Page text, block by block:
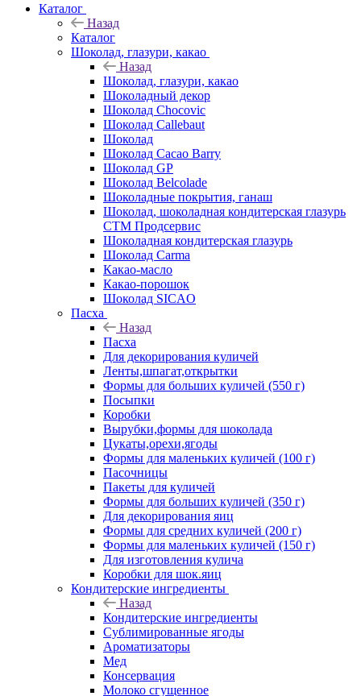
Каталог
Назад
Каталог
Шоколад, глазури, какао
Назад
Шоколад, глазури, какао
Шоколадный декор
Шоколад Chocovic
Шоколад Callebaut
Шоколад
Шоколад Cacao Barry
Шоколад GP
Шоколад Belcolade
Шоколадные покрытия, ганаш
Шоколад, шоколадная кондитерская глазурь
СТМ Продсервис
Шоколадная кондитерская глазурь
Шоколад Carma
Какао-масло
Какао-порошок
Шоколад SICAO
Пасха
Назад
Пасха
Для декорирования куличей
Ленты,шпагат,открытки
Формы для больших куличей (550 г)
Посыпки
Коробки
Вырубки,формы для шоколада
Цукаты,орехи,ягоды
Формы для маленьких куличей (100 г)
Пасочницы
Пакеты для куличей
Формы для больших куличей (350 г)
Для декорирования яиц
Формы для средних куличей (200 г)
Формы для маленьких куличей (150 г)
Для изготовления кулича
Коробки для шок.яиц
Кондитерские ингредиенты
Назад
Кондитерские ингредиенты
Сублимированные ягоды
Ароматизаторы
Мед
Консервация
Молоко сгущенное